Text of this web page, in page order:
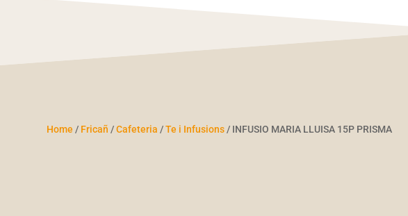
Home / Fricañ /Cafeteria /Te i Infusions / INFUSIO MARIA LLUISA 15P PRISMA